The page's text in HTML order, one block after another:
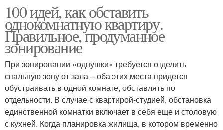
100 идей, как обставить
однокомнатную квартиру.
Правильное, продуманное
зонирование
При зонировании «однушки» требуется отделить
спальную зону от зала – оба этих места придется
обустраивать в одной комнате, обставлять по
отдельности. В случае с квартирой-студией, обстановка
единственной комнатки включает в себя еще и столовую
с кухней. Когда планировка жилища, в котором временно